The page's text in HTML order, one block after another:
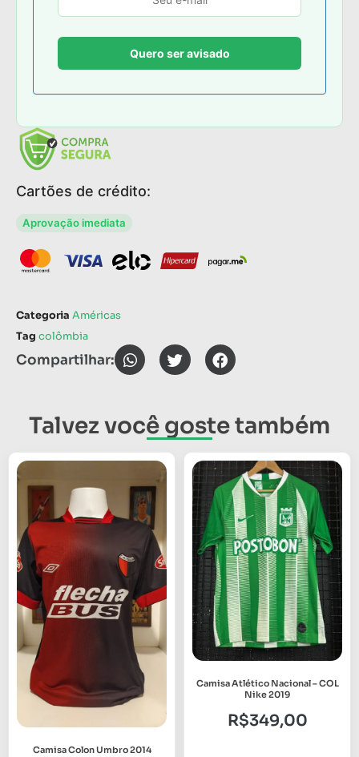
Cartões de crédito:
Aprovação imediata
Categoria Américas
Tag colômbia
Compartilhar:
Talvez você goste também
Camisa Colon Umbro 2014
Camisa Atlético Nacional – COL
Nike 2019
R$349,00